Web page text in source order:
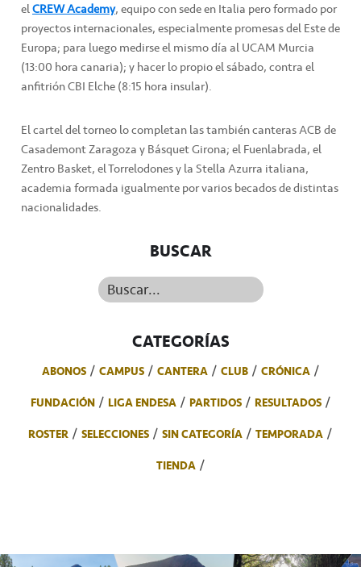
elCREW Academy, equipo con sede en Italia pero formado por
proyectos internacionales, especialmente promesas del Este de
Europa; para luego medirse el mismo día al UCAM Murcia
(13:00 hora canaria); y hacer lo propio el sábado, contra el
anfitrión CBI Elche (8:15 hora insular).
El cartel del torneo lo completan las también canteras ACB de
Casademont Zaragoza y Básquet Girona; el Fuenlabrada, el
Zentro Basket, el Torrelodones y la Stella Azurra italiana,
academia formada igualmente por varios becados de distintas
nacionalidades.
BUSCAR
Buscar...
CATEGORÍAS
ABONOS CAMPUS CANTERA CLUB
CRÓNICA
FUNDACIÓN
LIGA ENDESA PARTIDOS
RESULTADOS
ROSTER
SELECCIONES SIN CATEGORÍA
TEMPORADA
TIENDA